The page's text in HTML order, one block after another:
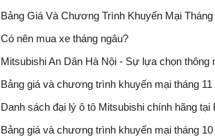
Bảng Giá Và Chương Trình Khuyến Mại Tháng
Có nên mua xe tháng ngâu?
Mitsubishi An Dân Hà Nội - Sự lựa chọn thông
Bảng giá và chương trình khuyến mại tháng 11
Danh sách đại lý ô tô Mitsubishi chính hãng tại
Bảng giá và chương trình khuyến mại tháng 10